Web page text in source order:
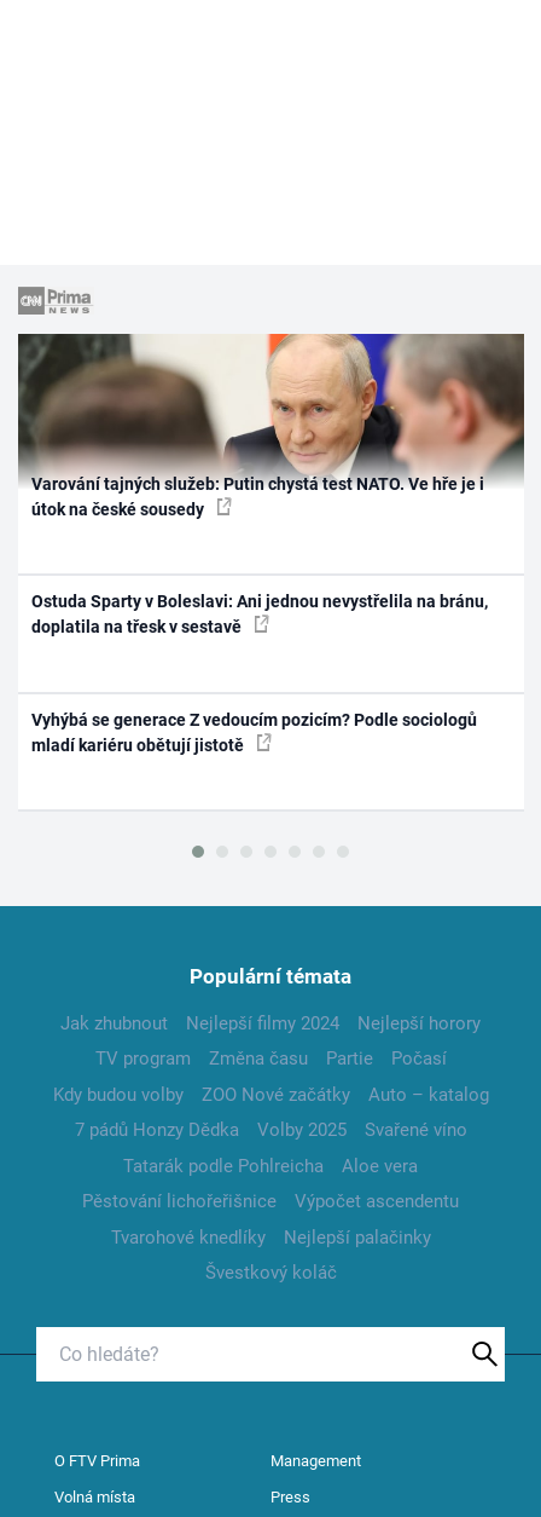
Varování tajných služeb: Putin chystá test NATO. Ve hře je i
útok na české sousedy
Ostuda Sparty v Boleslavi: Ani jednou nevystřelila na bránu,
doplatila na třesk v sestavě
Vyhýbá se generace Z vedoucím pozicím? Podle sociologů
mladí kariéru obětují jistotě
Populární témata
Jak zhubnout Nejlepší filmy 2024
Nejlepší horory
TV program
Změna času Partie
Počasí
Kdy budou volby
ZOO Nové začátky
Auto – katalog
7 pádů Honzy Dědka
Volby 2025
Svařené víno
Tatarák podle Pohlreicha
Aloe vera
Pěstování lichořeřišnice
Výpočet ascendentu
Tvarohové knedlíky
Nejlepší palačinky
Švestkový koláč
O FTV Prima Management
Volná místa Press